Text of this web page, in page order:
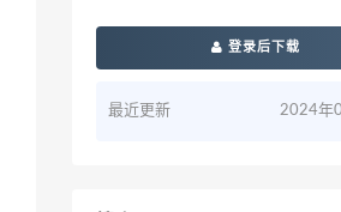
登录后下载
最近更新 2024年